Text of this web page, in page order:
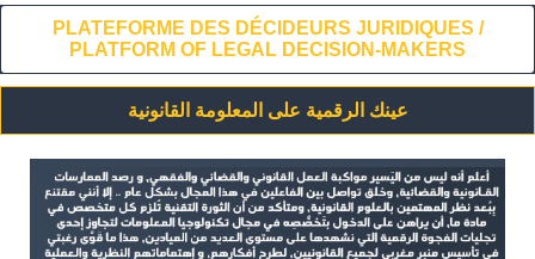
PLATEFORME DES DÉCIDEURS JURIDIQUES /
PLATFORM OF LEGAL DECISION-MAKERS
عينك الرقمية على المعلومة القانونية